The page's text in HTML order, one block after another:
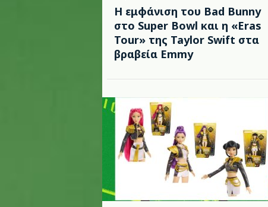
Η εμφάνιση του Bad Bunny
στο Super Bowl και η «Eras
Tour» της Taylor Swift στα
βραβεία Emmy